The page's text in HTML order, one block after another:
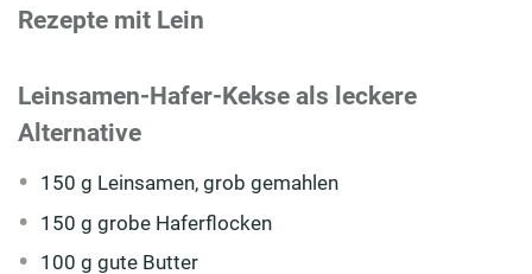
Rezepte mit Lein
Leinsamen-Hafer-Kekse als leckere
Alternative
150 g Leinsamen, grob gemahlen
150 g grobe Haferflocken
100 g gute Butter